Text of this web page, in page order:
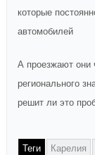
которые
автомобилей
А проезжают они
регионального
решит ли это
Теги Карелия